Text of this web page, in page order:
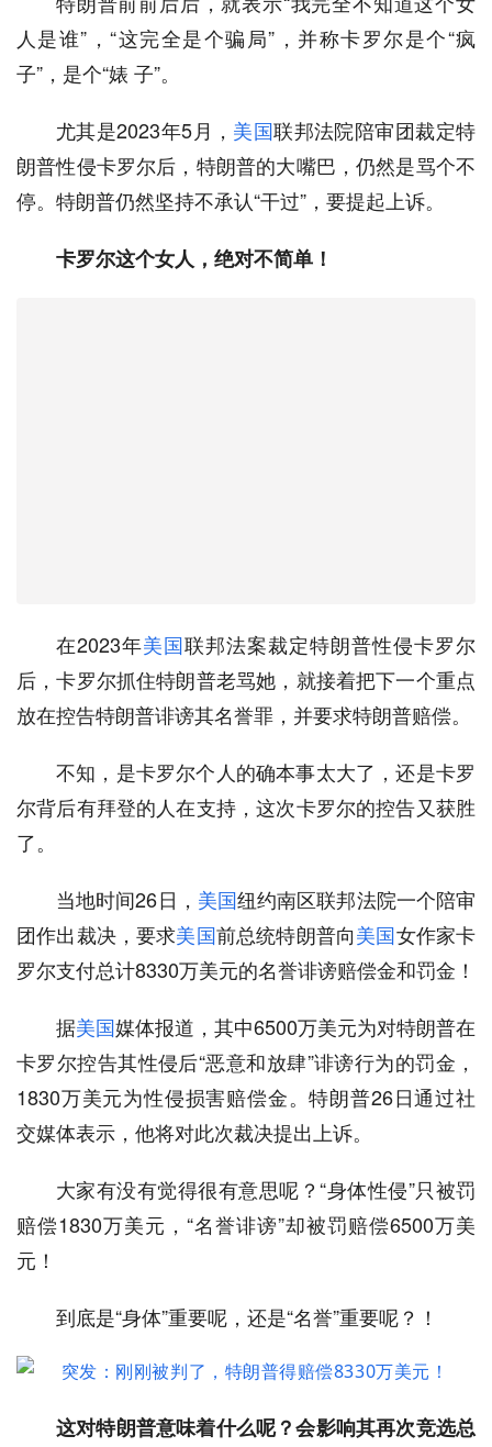
人是谁”，“这完全是个骗局”，并称卡罗尔是个“疯
子”，是个“婊 子”。
尤其是2023年5月， 美国联邦法院陪审团裁定特
朗普性侵卡罗尔后，特朗普的大嘴巴，仍然是骂个不
停。特朗普仍然坚持不承认“干过”，要提起上诉。
卡罗尔这个女人，绝对不简单！
在2023年美国联邦法案裁定特朗普性侵卡罗尔
后，卡罗尔抓住特朗普老骂她，就接着把下一个重点
放在控告特朗普诽谤其名誉罪，并要求特朗普赔偿。
不知，是卡罗尔个人的确本事太大了，还是卡罗
尔背后有拜登的人在支持，这次卡罗尔的控告又获胜
了。
当地时间26日， 美国纽约南区联邦法院一个陪审
团作出裁决，要求美国前总统特朗普向美国女作家卡
罗尔支付总计8330万美元的名誉诽谤赔偿金和罚金！
据美国媒体报道，其中6500万美元为对特朗普在
卡罗尔控告其性侵后“恶意和放肆”诽谤行为的罚金，
1830万美元为性侵损害赔偿金。特朗普26日通过社
交媒体表示，他将对此次裁决提出上诉。
大家有没有觉得很有意思呢？“身体性侵”只被罚
赔偿1830万美元，“名誉诽谤”却被罚赔偿6500万美
元！
到底是“身体”重要呢，还是“名誉”重要呢？！
这对特朗普意味着什么呢？会影响其再次竞选总